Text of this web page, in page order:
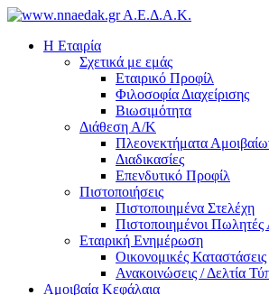
Α.Ε.Δ.Α.Κ.
Η Εταιρία
Σχετικά με εμάς
Εταιρικό Προφίλ
Φιλοσοφία Διαχείρισης
Βιωσιμότητα
Διάθεση Α/Κ
Πλεονεκτήματα
Διαδικασίες
Επενδυτικό Προφίλ
Πιστοποιήσεις
Πιστοποιημένα Στελέχη
Πιστοποιημένοι
Εταιρική Ενημέρωση
Οικονομικές Καταστάσεις
Ανακοινώσεις / Δελτία
Αμοιβαία Κεφάλαια